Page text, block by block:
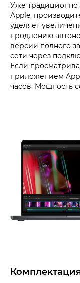
Уже традиционно
Apple,
уделяет
продлению
версии полного
сети через
Если
приложением
часов. Мощность